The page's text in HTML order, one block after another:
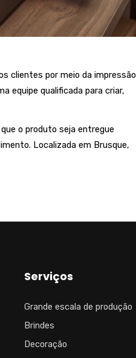
clientes por meio da impressão
equipe qualificada para criar,
o produto seja entregue
Localizada em Brusque,
Serviços
Grande escala de produção
Brindes
Decoração